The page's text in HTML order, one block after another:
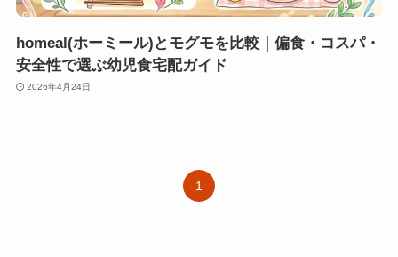
homeal(ホーミール)とモグモを比較｜偏食・コスパ・
安全性で選ぶ幼児食宅配ガイド
2026年4月24日
1